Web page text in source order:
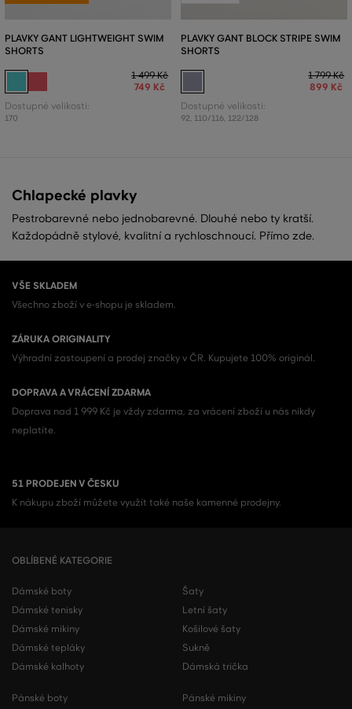
PLAVKY GANT LIGHTWEIGHT SWIM
SHORTS
1 499 Kč
749 Kč
Dostupné velikosti:
170
PLAVKY GANT BLOCK STRIPE SWIM
SHORTS
1 799 Kč
899 Kč
Dostupné velikosti:
92, 110/116, 122/128
Chlapecké plavky
Pestrobarevné nebo jednobarevné. Dlouhé nebo ty kratší.
Každopádně stylové, kvalitní a rychloschnoucí. Přímo zde.
VŠE SKLADEM
Všechno zboží v e-shopu je skladem.
ZÁRUKA ORIGINALITY
Výhradní zastoupení a prodej značky v ČR. Kupujete 100% originál.
DOPRAVA A VRÁCENÍ ZDARMA
Doprava nad 1 999 Kč je vždy zdarma, za vrácení zboží u nás nikdy
neplatíte.
51 PRODEJEN V ČESKU
K nákupu zboží můžete využít také naše kamenné prodejny.
OBLÍBENÉ KATEGORIE
Dámské boty
Dámské tenisky
Dámské mikiny
Dámské tepláky
Dámské kalhoty
Šaty
Letní šaty
Košilové šaty
Sukně
Dámská trička
Pánské boty
Pánské mikiny